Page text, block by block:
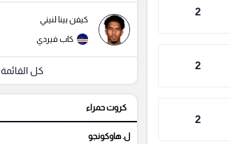
2
2
2
كيفن بينا لنيني
كاب فيردي
كل القائمة
كروت حمراء
ل. هاوكونجو